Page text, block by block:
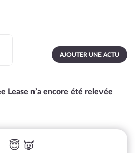
AJOUTER UNE ACTU
Lease n’a encore été relevée
😇 👿